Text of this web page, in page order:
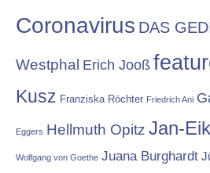
Coronavirus DAS
Westphal Erich Jooß
Kusz Franziska Röchter Friedrich Ani
Eggers Hellmuth Opitz Jan-
Wolfgang von Goethe Juana Burghardt